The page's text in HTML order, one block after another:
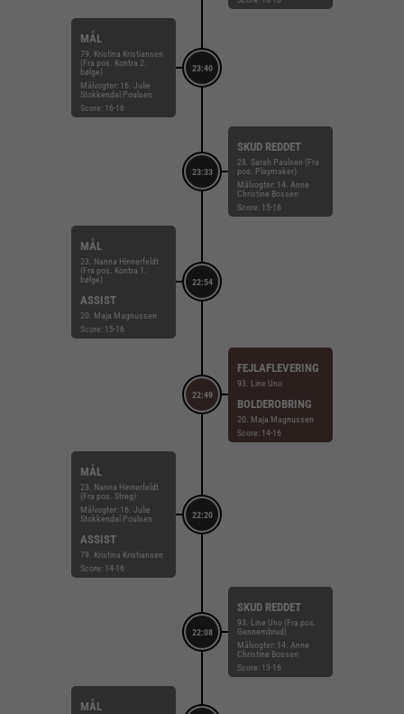
23:40
MÅL
79. Kristina Kristiansen
(Fra pos. Kontra 2.
bølge)
Målvogter: 16. Julie
Stokkendal Poulsen
Score: 16-16
23:33
SKUD REDDET
28. Sarah Paulsen (Fra
pos. Playmaker)
Målvogter: 14. Anne
Christine Bossen
Score: 15-16
22:54
MÅL
23. Nanna Hinnerfeldt
(Fra pos. Kontra 1.
bølge)
ASSIST
20. Maja Magnussen
Score: 15-16
22:49
FEJLAFLEVERING
93. Line Uno
BOLDEROBRING
20. Maja Magnussen
Score: 14-16
22:20
MÅL
23. Nanna Hinnerfeldt
(Fra pos. Streg)
Målvogter: 16. Julie
Stokkendal Poulsen
ASSIST
79. Kristina Kristiansen
Score: 14-16
22:08
SKUD REDDET
93. Line Uno (Fra pos.
Gennembrud)
Målvogter: 14. Anne
Christine Bossen
Score: 13-16
MÅL